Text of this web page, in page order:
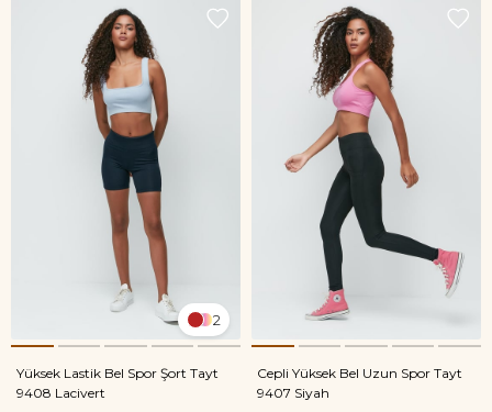
2
Yüksek Lastik Bel Spor Şort Tayt
9408 Lacivert
Cepli Yüksek Bel Uzun Spor Tayt
9407 Siyah